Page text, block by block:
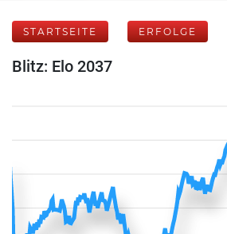
STARTSEITE ERFOLGE
Blitz: Elo 2037